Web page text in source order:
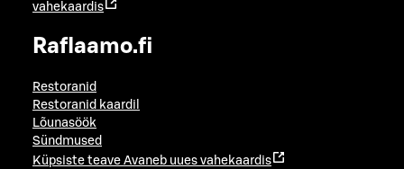
vahekaardis
Raflaamo.fi
Restoranid
Restoranid kaardil
Lõunasöök
Sündmused
Küpsiste teave Avaneb uues vahekaardis